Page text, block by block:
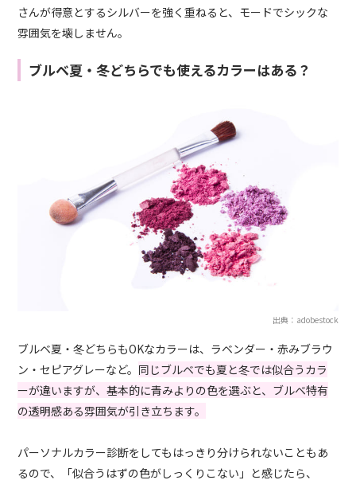
さんが得意とするシルバーを強く重ねると、モードでシックな
雰囲気を壊しません。
ブルベ夏・冬どちらでも使えるカラーはある？
出典：adobestock
ブルベ夏・冬どちらもOKなカラーは、ラベンダー・赤みブラウ
ン・セピアグレーなど。 同じブルベでも夏と冬では似合うカラ
ーが違いますが、基本的に青みよりの色を選ぶと、ブルベ特有
の透明感ある雰囲気が引き立ちます。
パーソナルカラー診断をしてもはっきり分けられないこともあ
るので、「似合うはずの色がしっくりこない」と感じたら、